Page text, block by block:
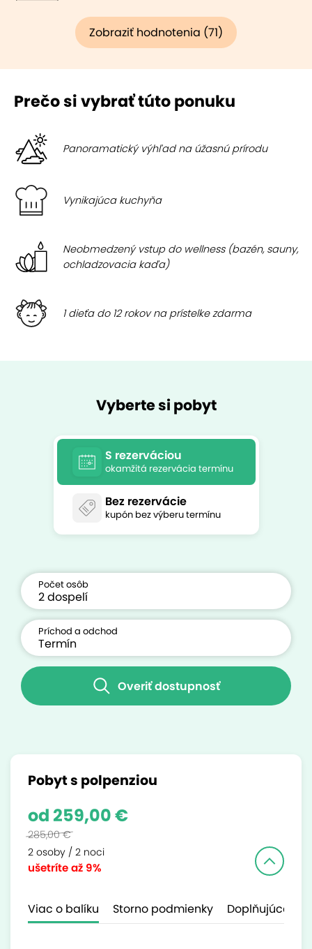
Zobraziť hodnotenia (71)
Prečo si vybrať túto ponuku
Panoramatický výhľad na úžasnú prírodu
Vynikajúca kuchyňa
Neobmedzený vstup do wellness (bazén, sauny,
ochladzovacia kaďa)
1 dieťa do 12 rokov na prístelke zdarma
Vyberte si pobyt
S rezerváciou
okamžitá rezervácia termínu
Bez rezervácie
kupón bez výberu termínu
Počet osôb
Príchod a odchod
Overiť dostupnosť
Pobyt s polpenziou
ušetríteaž 9%
od 259,00 €
285,00 €
2 osoby / 2 noci
Viac o balíku Storno podmienky Doplňujúce